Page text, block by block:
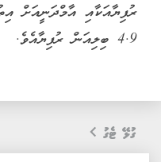
ރުފިޔާއަކާއި އާމްދަނީއަށް
4.9 ބިލިއަން ރުފިޔާއެވެ.
ގުޅޭ ޓެގު